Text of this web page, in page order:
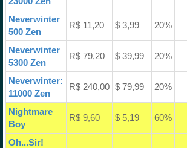
Neverwinter
500 Zen
R$ 11,20 $ 3,99 20%
Neverwinter
5300 Zen
R$ 79,20 $ 39,99 20%
Neverwinter:
11000 Zen
R$ 240,00 $ 79,99 20%
Nightmare
Boy
R$ 9,60 $ 5,19 60%
Oh...Sir!